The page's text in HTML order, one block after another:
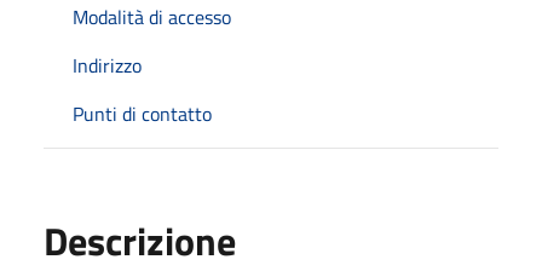
Modalità di accesso
Indirizzo
Punti di contatto
Descrizione